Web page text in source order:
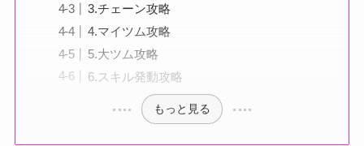
3.チェーン攻略
4.マイツム攻略
5.大ツム攻略
6.スキル発動攻略
もっと見る